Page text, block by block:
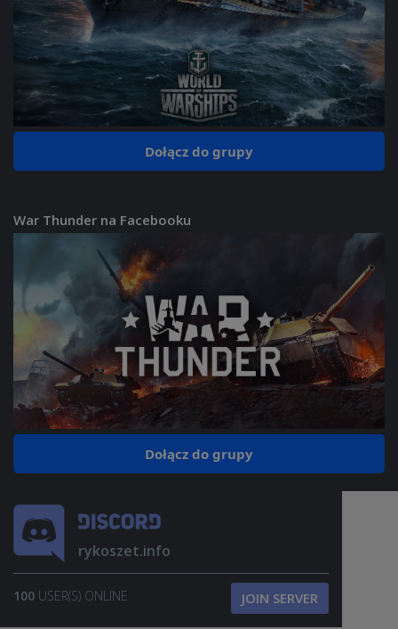
Dołącz do grupy
War Thunder na Facebooku
Dołącz do grupy
rykoszet.info
100 USER(S) ONLINE JOIN SERVER